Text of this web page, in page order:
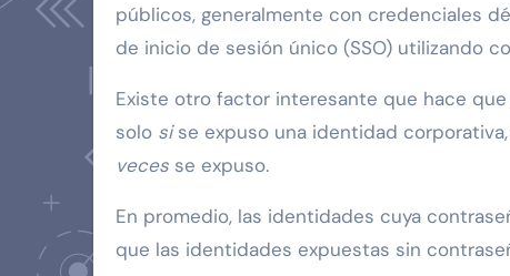
públicos, generalmente con credenciales
de inicio de sesión único (SSO) utilizando
Existe otro factor interesante que hace
solo sise expuso una identidad
veces se expuso.
En promedio, las identidades cuya
que las identidades expuestas sin